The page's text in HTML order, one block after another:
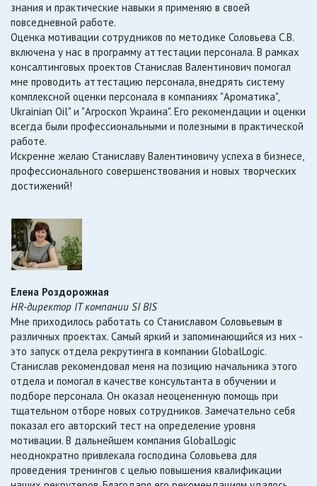
знания и практические навыки я применяю в своей
повседневной работе.
Оценка мотивации сотрудников по методике Соловьева С.В.
включена у нас в программу аттестации персонала. В рамках
консалтинговых проектов Станислав Валентинович помогал
мне проводить аттестацию персонала, внедрять систему
комплексной оценки персонала в компаниях "Ароматика",
Ukrainian Oil" и "Агроскоп Украина". Его рекомендации и оценки
всегда были профессиональными и полезными в практической
работе.
Искренне желаю Станиславу Валентиновичу успеха в бизнесе,
профессионального совершенствования и новых творческих
достижений!
Елена Роздорожная
HR-директор IT компании SI BIS
Мне приходилось работать со Станиславом Соловьевым в
различных проектах. Самый яркий и запоминающийся из них -
это запуск отдела рекрутинга в компании GlobalLogic.
Станислав рекомендовал меня на позицию начальника этого
отдела и помогал в качестве консультанта в обучении и
подборе персонала. Он оказал неоцененную помощь при
тщательном отборе новых сотрудников. Замечательно себя
показал его авторский тест на определение уровня
мотивации. В дальнейшем компания GlobalLogic
неоднократно привлекала господина Соловьева для
проведения тренингов с целью повышения квалификации